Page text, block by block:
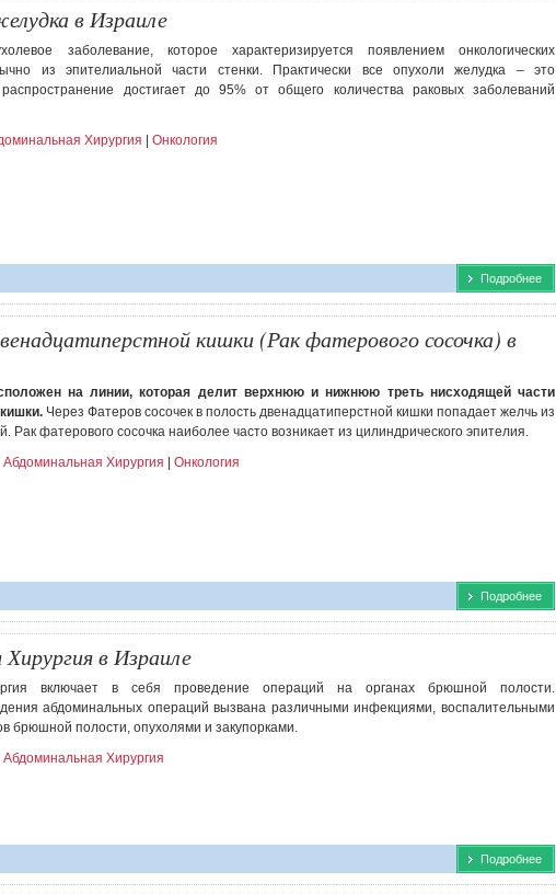
в Израиле
заболевание, которое характеризируется появлением онкологических
из эпителиальной части стенки. Практически все опухоли желудка – это
достигает до 95% от общего количества раковых заболеваний
Хирургия
Онкология
Подробнее
кишки (Рак фатерового сосочка) в
на линии, которая делит верхнюю и нижнюю треть нисходящей части
Через Фатеров сосочек в полость двенадцатиперстной кишки попадает желчь из
Рак фатерового сосочка наиболее часто возникает из цилиндрического эпителия.
Абдоминальная Хирургия
Онкология
Подробнее
в Израиле
включает в себя проведение операций на органах брюшной полости.
абдоминальных операций вызвана различными инфекциями, воспалительными
брюшной полости, опухолями и закупорками.
Абдоминальная Хирургия
Подробнее